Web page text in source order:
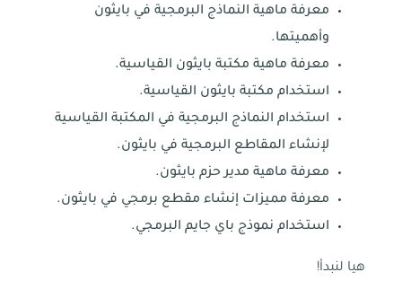
معرفة ماهية النماذج البرمجية في بايثون
وأهميتها.
معرفة ماهية مكتبة بايثون القياسية.
استخدام مكتبة بايثون القياسية.
استخدام النماذج البرمجية في المكتبة القياسية
لإنشاء المقاطع البرمجية في بايثون.
معرفة ماهية مدير حزم بايثون.
معرفة مميزات إنشاء مقطع برمجي في بايثون.
استخدام نموذج باي جايم البرمجي.
هيا لنبدأ!